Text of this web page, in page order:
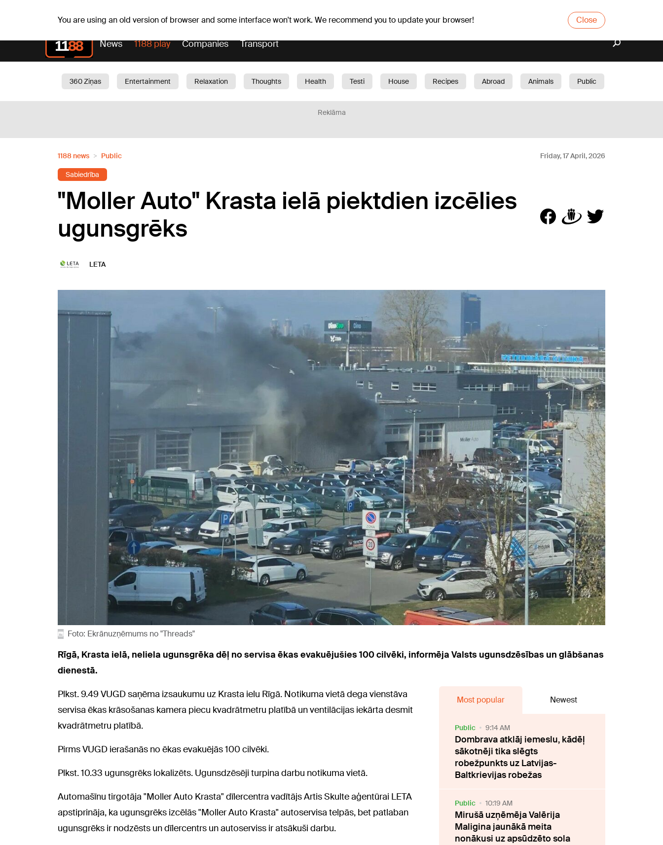
You are using an old version of browser and some interface won't work. We recommend you to update your browser! Close
News 1188 play Companies Transport
360 Ziņas Entertainment Relaxation Thoughts Health Testi House Recipes Abroad Animals
Public
Reklāma
1188 news Public Friday, 17 April, 2026
Sabiedrība
"Moller Auto" Krasta ielā piektdien izcēlies
ugunsgrēks
LETA
Foto: Ekrānuzņēmums no "Threads"
Rīgā, Krasta ielā, neliela ugunsgrēka dēļ no servisa ēkas evakuējušies 100 cilvēki, informēja Valsts ugunsdzēsības un glābšanas
dienestā.
Plkst. 9.49 VUGD saņēma izsaukumu uz Krasta ielu Rīgā. Notikuma vietā dega vienstāva
servisa ēkas krāsošanas kamera piecu kvadrātmetru platībā un ventilācijas iekārta desmit
kvadrātmetru platībā.
Pirms VUGD ierašanās no ēkas evakuējās 100 cilvēki.
Plkst. 10.33 ugunsgrēks lokalizēts. Ugunsdzēsēji turpina darbu notikuma vietā.
Automašīnu tirgotāja "Moller Auto Krasta" dīlercentra vadītājs Artis Skulte aģentūrai LETA
apstiprināja, ka ugunsgrēks izcēlās "Moller Auto Krasta" autoservisa telpās, bet patlaban
ugunsgrēks ir nodzēsts un dīlercentrs un autoserviss ir atsākuši darbu.
Most popular Newest
Public 9:14 AM
Dombrava atklāj iemeslu, kādēļ
sākotnēji tika slēgts
robežpunkts uz Latvijas-
Baltkrievijas robežas
Public 10:19 AM
Mirušā uzņēmēja Valērija
Maligina jaunākā meita
nonākusi uz apsūdzēto sola